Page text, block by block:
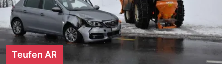
Teufen AR